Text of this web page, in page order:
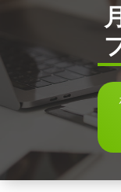
プ